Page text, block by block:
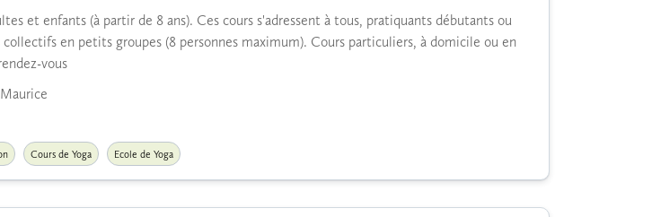
et enfants (à partir de 8 ans). Ces cours s'adressent à tous, pratiquants débutants ou
collectifs en petits groupes (8 personnes maximum). Cours particuliers, à domicile ou en
vous
Cours de Yoga Ecole de Yoga